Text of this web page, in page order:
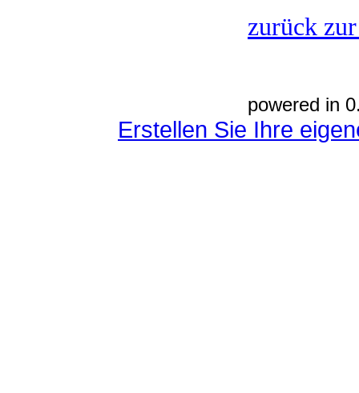
zurück
powered in
Erstellen Sie Ihre